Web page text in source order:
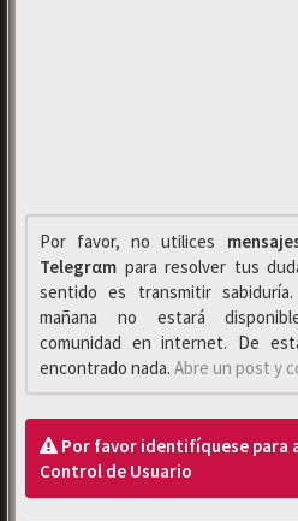
Por favor, no utilices
Telegrαm para resolver tus
sentido es transmitir
mañana no estará
comunidad en internet. De
encontrado nada. Abre un post y
Por favor identifíquese para
Control de Usuario